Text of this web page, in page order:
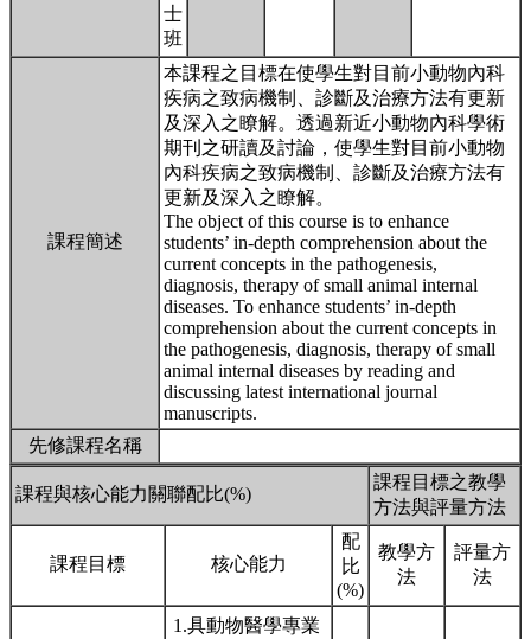
士
班
課程簡述
本課程之目標在使學生對目前小動物內科
疾病之致病機制、診斷及治療方法有更新
及深入之瞭解。透過新近小動物內科學術
期刊之研讀及討論，使學生對目前小動物
內科疾病之致病機制、診斷及治療方法有
更新及深入之瞭解。
The object of this course is to enhance
students’ in-depth comprehension about the
current concepts in the pathogenesis,
diagnosis, therapy of small animal internal
diseases. To enhance students’ in-depth
comprehension about the current concepts in
the pathogenesis, diagnosis, therapy of small
animal internal diseases by reading and
discussing latest international journal
manuscripts.
先修課程名稱
課程與核心能力關聯配比(%)
課程目標之教學
方法與評量方法
課程目標 核心能力
配
比
(%)
教學方
法
評量方
法
1.具動物醫學專業